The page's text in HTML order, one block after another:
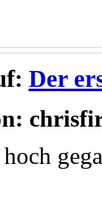
Der